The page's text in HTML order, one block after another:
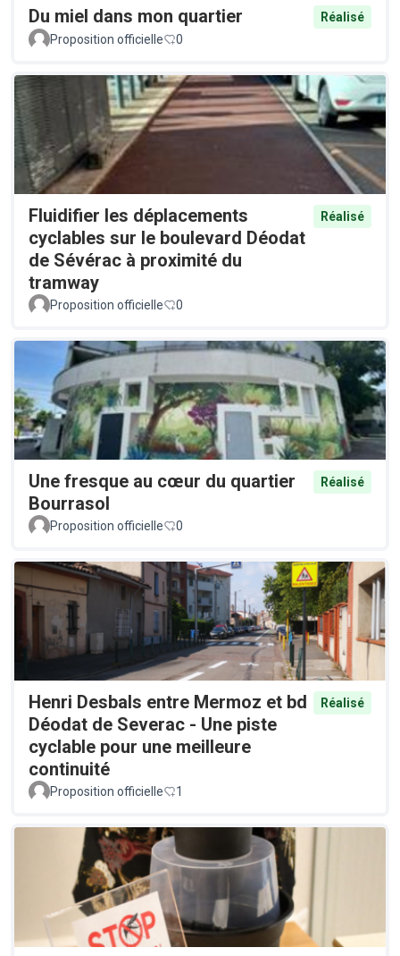
Du miel dans mon quartier
Réalisé
Proposition officielle
0
Fluidifier les déplacements
cyclables sur le boulevard Déodat
de Sévérac à proximité du
tramway
Réalisé
Proposition officielle 0
Une fresque au cœur du quartier
Bourrasol
Réalisé
Proposition officielle 0
Henri Desbals entre Mermoz et bd
Déodat de Severac - Une piste
cyclable pour une meilleure
continuité
Réalisé
Proposition officielle 1